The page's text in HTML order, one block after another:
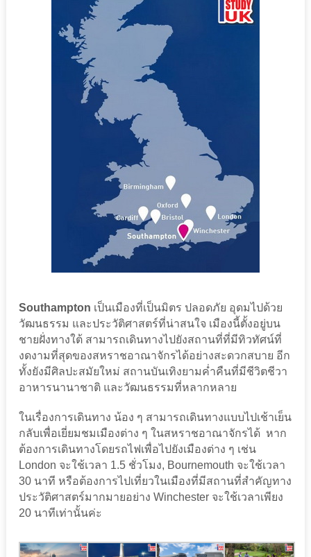
Southampton เป็นเมืองที่เป็นมิตร ปลอดภัย อุดมไปด้วย
วัฒนธรรม และประวัติศาสตร์ที่น่าสนใจ เมืองนี้ตั้งอยู่บน
ชายฝั่งทางใต้ สามารถเดินทางไปยังสถานที่ที่มีทิวทัศน์ที่
งดงามที่สุดของสหราชอาณาจักรได้อย่างสะดวกสบาย อีก
ทั้งยังมีศิลปะสมัยใหม่ สถานบันเทิงยามค่ำคืนที่มีชีวิตชีวา
อาหารนานาชาติ และวัฒนธรรมที่หลากหลาย
ในเรื่องการเดินทาง น้อง ๆ สามารถเดินทางแบบไปเช้าเย็น
กลับเพื่อเยี่ยมชมเมืองต่าง ๆ ในสหราชอาณาจักรได้ หาก
ต้องการเดินทางโดยรถไฟเพื่อไปยังเมืองต่าง ๆ เช่น
London จะใช้เวลา 1.5 ชั่วโมง, Bournemouth จะใช้เวลา
30 นาที หรือต้องการไปเที่ยวในเมืองที่มีสถานที่สำคัญทาง
ประวัติศาสตร์มากมายอย่าง Winchester จะใช้เวลาเพียง
20 นาทีเท่านั้นค่ะ